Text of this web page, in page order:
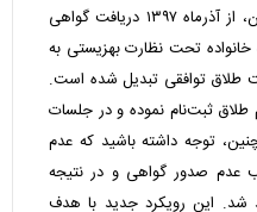
در پی تصمیم دادگستری استان تهران، از آذرماه ۱۳۹۷ دریافت گواهی
خانواده تحت نظارت بهزیستی به
توافقی تبدیل شده است.
طلاق ثبت‌نام نموده و در جلسات
توجه داشته باشید که عدم
صدور گواهی و در نتیجه
شد. این رویکرد جدید با هدف